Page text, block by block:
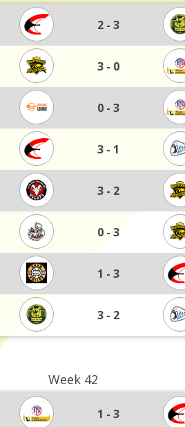
2 - 3
3 - 0
0 - 3
3 - 1
3 - 2
0 - 3
1 - 3
3 - 2
Week 42
1 - 3